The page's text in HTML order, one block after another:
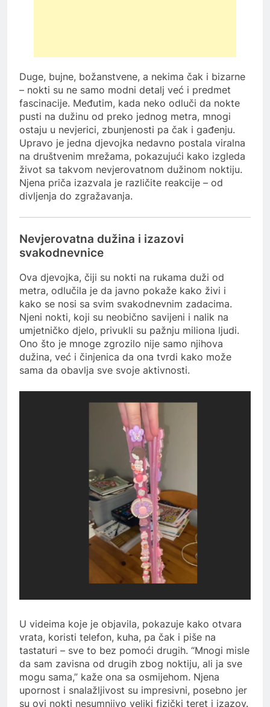
Duge, bujne, božanstvene, a nekima čak i bizarne
– nokti su ne samo modni detalj već i predmet
fascinacije. Međutim, kada neko odluči da nokte
pusti na dužinu od preko jednog metra, mnogi
ostaju u nevjerici, zbunjenosti pa čak i gađenju.
Upravo je jedna djevojka nedavno postala viralna
na društvenim mrežama, pokazujući kako izgleda
život sa takvom nevjerovatnom dužinom noktiju.
Njena priča izazvala je različite reakcije – od
divljenja do zgražavanja.
Nevjerovatna dužina i izazovi
svakodnevnice
Ova djevojka, čiji su nokti na rukama duži od
metra, odlučila je da javno pokaže kako živi i
kako se nosi sa svim svakodnevnim zadacima.
Njeni nokti, koji su neobično savijeni i nalik na
umjetničko djelo, privukli su pažnju miliona ljudi.
Ono što je mnoge zgrozilo nije samo njihova
dužina, već i činjenica da ona tvrdi kako može
sama da obavlja sve svoje aktivnosti.
U videima koje je objavila, pokazuje kako otvara
vrata, koristi telefon, kuha, pa čak i piše na
tastaturi – sve to bez pomoći drugih. “Mnogi misle
da sam zavisna od drugih zbog noktiju, ali ja sve
mogu sama,” kaže ona sa osmijehom. Njena
upornost i snalažljivost su impresivni, posebno jer
su ovi nokti nesumnjivo veliki fizički teret i izazov.